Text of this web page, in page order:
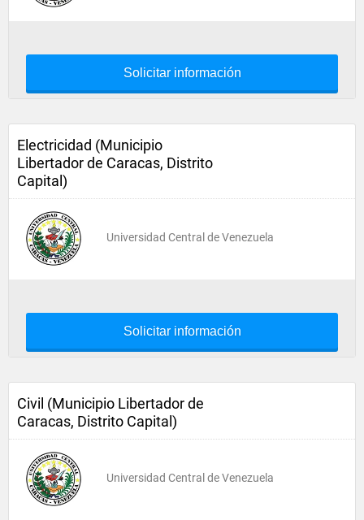
Solicitar información
Electricidad (Municipio
Libertador de Caracas, Distrito
Capital)
Universidad Central de Venezuela
Solicitar información
Civil (Municipio Libertador de
Caracas, Distrito Capital)
Universidad Central de Venezuela